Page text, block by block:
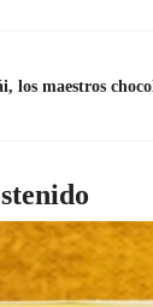
los maestros